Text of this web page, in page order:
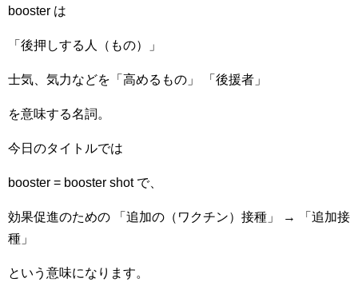
booster は
「後押しする人（もの）」
士気、気力などを「高めるもの」 「後援者」
を意味する名詞。
今日のタイトルでは
booster = booster shot で、
効果促進のための 「追加の（ワクチン）接種」 → 「追加接
種」
という意味になります。